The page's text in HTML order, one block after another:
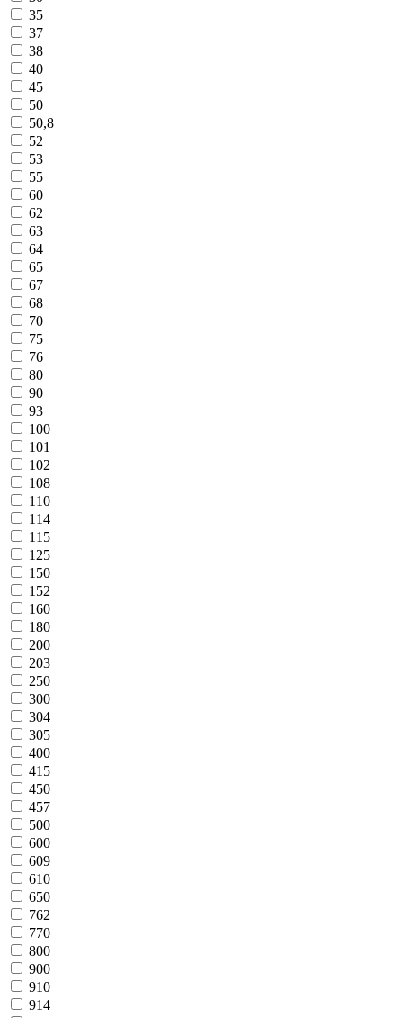
35
37
38
40
45
50
50,8
52
53
55
60
62
63
64
65
67
68
70
75
76
80
90
93
100
101
102
108
110
114
115
125
150
152
160
180
200
203
250
300
304
305
400
415
450
457
500
600
609
610
650
762
770
800
900
910
914